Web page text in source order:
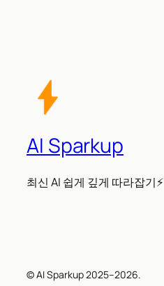
AI Sparkup
최신 AI 쉽게 깊게 따라잡기⚡
© AI Sparkup 2025–2026.